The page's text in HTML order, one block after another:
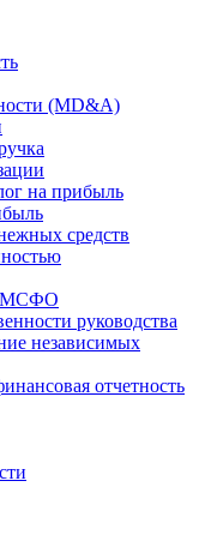
(MD&A)
на прибыль
средств
МСФО
руководства
независимых
отчетность